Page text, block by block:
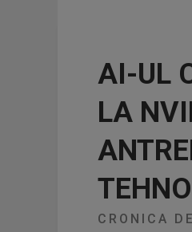
AI-UL
LA
CRONICA